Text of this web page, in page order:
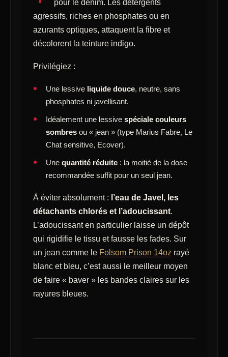
pour le denim. Les détergents
agressifs, riches en phosphates ou en
azurants optiques, attaquent la fibre et
décolorent la teinture indigo.
Privilégiez :
Une lessive liquide douce, neutre, sans
phosphates ni javellisant.
Idéalement une lessivespéciale couleurs
sombres ou « jean » (type Marius Fabre, Le
Chat sensitive, Ecover).
Unequantité réduite : la moitié de la dose
recommandée suffit pour un seul jean.
À éviter absolument : l’eau de Javel, les
détachants chlorés et l’adoucissant.
L’adoucissant en particulier laisse un dépôt
qui rigidifie le tissu et fausse les fades. Sur
un jean comme le Folsom Prison 14oz rayé
blanc et bleu, c’est aussi le meilleur moyen
de faire « baver » les bandes claires sur les
rayures bleues.